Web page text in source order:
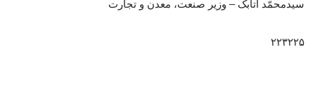
سیدمحمّد اتابک – وزیر صنعت، معدن و تجارت
۲۲۳۲۲۵